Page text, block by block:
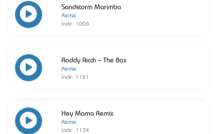
Sandstorm Marimba
Remix
İndir: 1006
Roddy Ricch – The Box
Remix
İndir: 1121
Hey Mama Remix
Remix
İndir: 1134